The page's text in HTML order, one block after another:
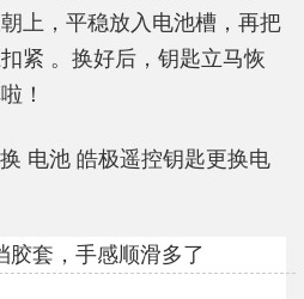
上，平稳放入电池槽，再把
紧 。换好后，钥匙立马恢
！
电池 皓极遥控钥匙更换电
胶套，手感顺滑多了